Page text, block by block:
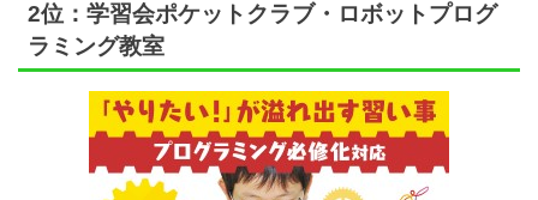
2位：学習会ポケットクラブ・ロボットプログ
ラミング教室